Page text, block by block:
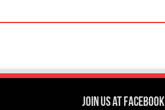
Join us at Facebook